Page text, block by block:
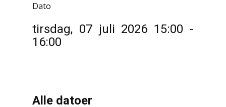
Dato
tirsdag, 07 juli 2026 15:00 -
16:00
Alle datoer